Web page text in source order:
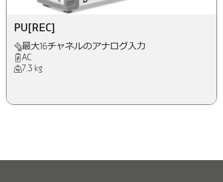
PU[REC]
最大16チャネルのアナログ入力
AC
7.3 kg